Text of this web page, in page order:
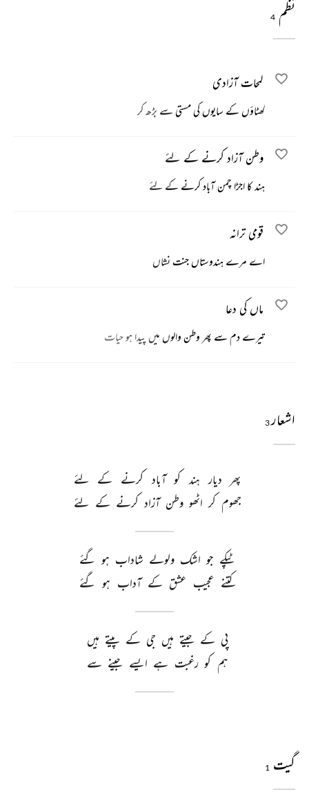
نظم 4
لمحات آزادی
گھٹاؤں کے سایوں کی مستی سے بڑھ کر
وطن آزاد کرنے کے لئے
ہند کا اجڑا چمن آباد کرنے کے لئے
قومی ترانہ
اے مرے ہندوستاں جنت نشاں
ماں کی دعا
تیرے دم سے پھر وطن والوں میں پیدا ہو حیات
اشعار3
پھر دیار ہند کو آباد کرنے کے لئے
جھوم کر اٹھو وطن آزاد کرنے کے لئے
ٹپکے جو اشک ولولے شاداب ہو گئے
کتنے عجیب عشق کے آداب ہو گئے
پی کے جیتے ہیں جی کے پیتے ہیں
ہم کو رغبت ہے ایسے جینے سے
گیت 1